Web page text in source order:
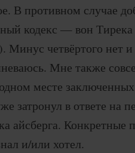
В противном случае
кодекс — вон
Минус четвёртого нет
Мне также
месте
затронул в ответе на
айсберга. Конкретные
и/или хотел.